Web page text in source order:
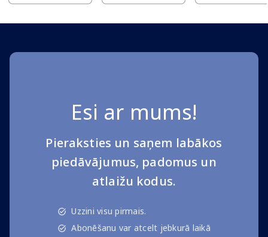
Esi ar mums!
Pieraksties un saņem labākos
piedāvājumus, padomus un
atlaižu kodus.
Uzzini visu pirmais.
Abonēšanu var atcelt jebkurā laikā